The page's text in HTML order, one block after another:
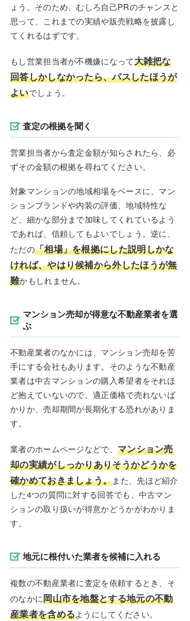
ょう。そのため、むしろ自己PRのチャンスと
思って、これまでの実績や販売戦略を披露し
てくれるはずです。
もし営業担当者が不機嫌になって大雑把な
回答しかしなかったら、パスしたほうが
よいでしょう。
査定の根拠を聞く
営業担当者から査定金額が知らされたら、必
ずその金額の根拠を尋ねてください。
対象マンションの地域相場をベースに、マン
ションブランドや内装の評価、地域特性な
ど、細かな部分まで加味してくれているよう
であれば、信頼してもよいでしょう。逆に、
ただの「相場」を根拠にした説明しかな
ければ、やはり候補から外したほうが無
難かもしれません。
マンション売却が得意な不動産業者を選
ぶ
不動産業者のなかには、マンション売却を苦
手にする会社もあります。そのような不動産
業者は中古マンションの購入希望者をそれほ
ど抱えていないので、適正価格で売れないば
かりか、売却期間が長期化する恐れがありま
す。
業者のホームページなどで、 マンション売
却の実績がしっかりありそうかどうかを
確かめておきましょう。また、先ほど紹介
した4つの質問に対する回答でも、中古マン
ションの取り扱いが得意かどうかがわかりま
す。
地元に根付いた業者を候補に入れる
複数の不動産業者に査定を依頼するとき、そ
のなかに岡山市を地盤とする地元の不動
産業者を含めるようにしてください。